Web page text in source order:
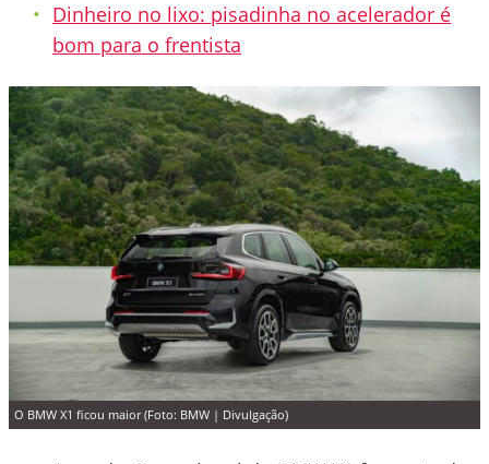
Dinheiro no lixo: pisadinha no acelerador é
bom para o frentista
O BMW X1 ficou maior (Foto: BMW | Divulgação)